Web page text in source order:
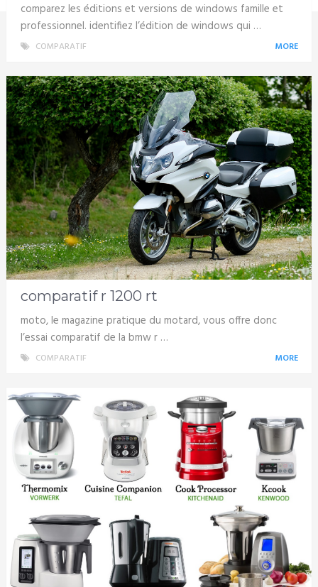
comparez les éditions et versions de windows famille et
professionnel. identifiez l’édition de windows qui …
COMPARATIF MORE
comparatif r 1200 rt
moto, le magazine pratique du motard, vous offre donc
l’essai comparatif de la bmw r …
COMPARATIF MORE